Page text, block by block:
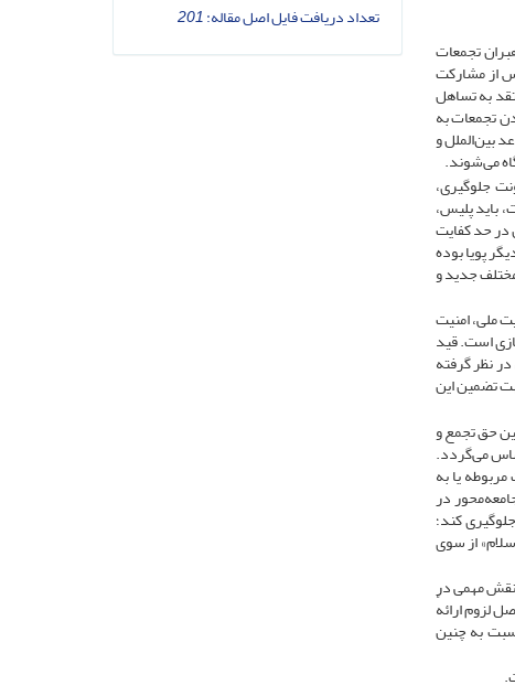
تجمعات
از مشارکت
به تساهل
تجمعات به
بین‌الملل و
می‌شوند.
جلوگیری،
باید پلیس،
در حد کفایت
پویا بوده
جدید و
ملی، امنیت
است. قید
نظر گرفته
تضمین این
حق تجمع و
می‌گردد.
یا به
در
کند؛
از سوی
مهمی در
لزوم ارائهٔ
به چنین
تعداد دریافت فایل اصل مقاله:201